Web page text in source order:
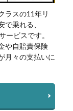
ラスの11年リ
乗れる、
ービスです。
や自賠責保険
月々の支払いに